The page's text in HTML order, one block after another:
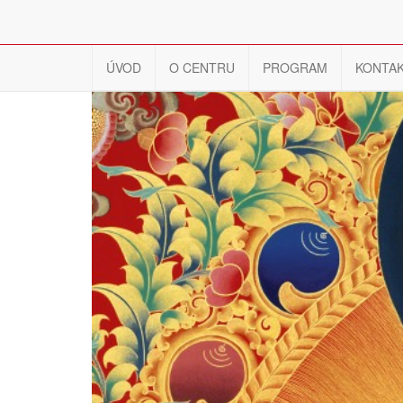
ÚVOD O CENTRU PROGRAM